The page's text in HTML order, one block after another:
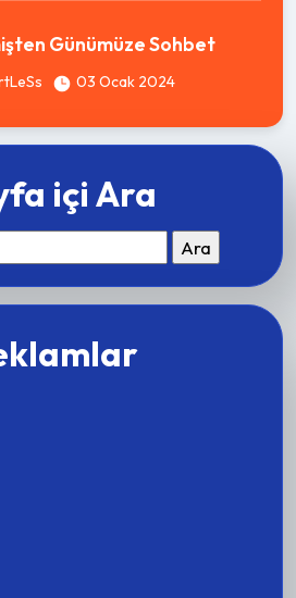
Günümüze Sohbet
03 Ocak 2024
içi Ara